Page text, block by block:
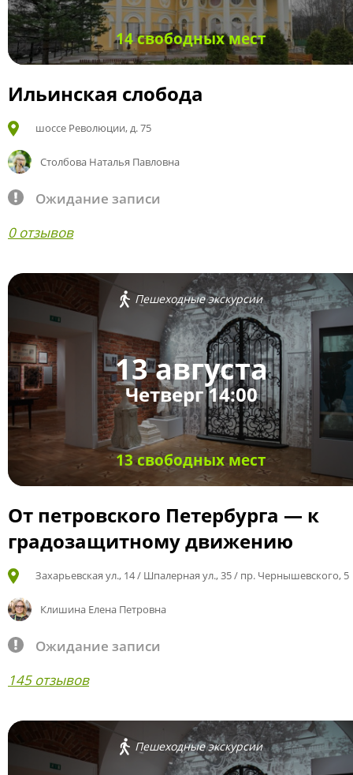
14 свободных мест
Ильинская слобода
шоссе Революции, д. 75
Столбова Наталья Павловна
Ожидание записи
0 отзывов
Пешеходные экскурсии
13 августа
Четверг 14:00
13 свободных мест
От петровского Петербурга — к
градозащитному движению
Захарьевская ул., 14 / Шпалерная ул., 35 / пр. Чернышевского, 5
Клишина Елена Петровна
Ожидание записи
145 отзывов
Пешеходные экскурсии